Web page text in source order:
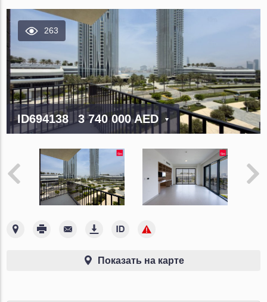
263
ID694138 3 740 000 AED
Показать на карте